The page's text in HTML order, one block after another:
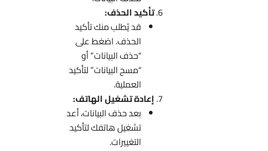
تأكيد الحذف:
قد يُطلب منك تأكيد
الحذف. اضغط على
“حذف البيانات” أو
“مسح البيانات” لتأكيد
العملية.
إعادة تشغيل الهاتف:
بعد حذف البيانات، أعد
تشغيل هاتفك لتأكيد
التغييرات.